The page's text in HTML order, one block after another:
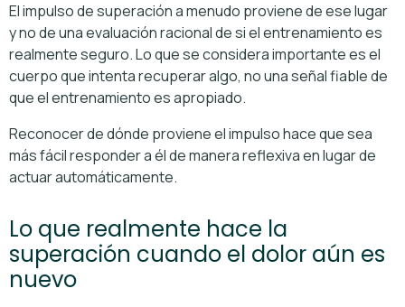
El impulso de superación a menudo proviene de ese lugar
y no de una evaluación racional de si el entrenamiento es
realmente seguro. Lo que se considera importante es el
cuerpo que intenta recuperar algo, no una señal fiable de
que el entrenamiento es apropiado.
Reconocer de dónde proviene el impulso hace que sea
más fácil responder a él de manera reflexiva en lugar de
actuar automáticamente.
Lo que realmente hace la
superación cuando el dolor aún es
nuevo